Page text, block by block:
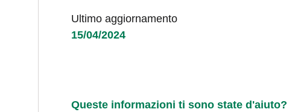
Ultimo aggiornamento
15/04/2024
Queste informazioni ti sono state d'aiuto?